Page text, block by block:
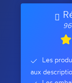
Les
aux